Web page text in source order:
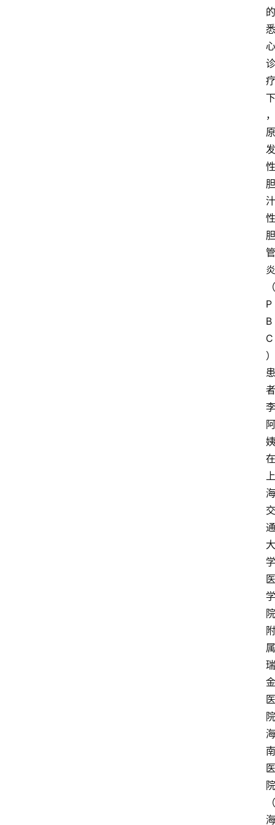
的
悉
心
诊
疗
下
，
原
发
性
胆
汁
性
胆
管
炎
（
P
B
C
）
患
者
李
阿
姨
在
上
海
交
通
大
学
医
学
院
附
属
瑞
金
医
院
海
南
医
院
（
海